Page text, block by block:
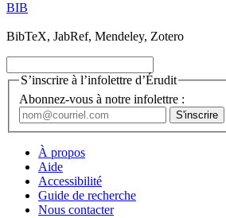
BIB
BibTeX, JabRef, Mendeley, Zotero
S’inscrire à l’infolettre d’Érudit
Abonnez-vous à notre infolettre :
À propos
Aide
Accessibilité
Guide de recherche
Nous contacter